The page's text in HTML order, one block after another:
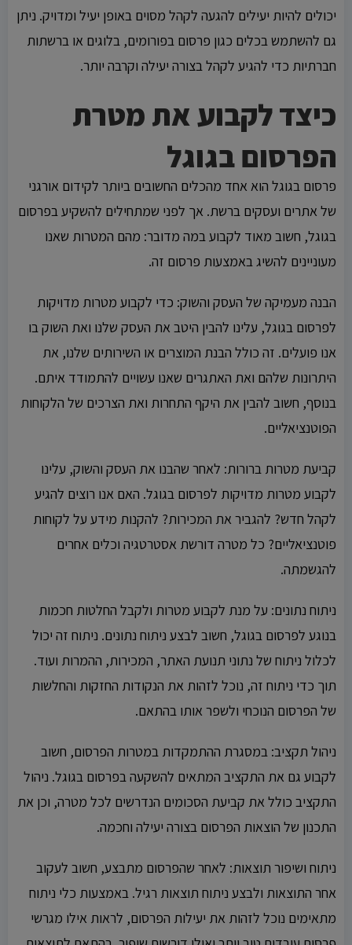
יכולים להיות יעילים להגעה לקהל מסוים באופן יעיל ומדויק. ניתן
גם להשתמש בכלים כגון פרסום בפורומים, בלוגים או ברשתות
חברתיות כדי להגיע לקהל בצורה יעילה וקרבה יותר.
כיצד לקבוע את מטרת
הפרסום בגוגל
פרסום בגוגל הוא אחד מהכלים החשובים ביותר לקידום אורגני
של אתרים ועסקים ברשת. אך לפני שמתחילים להשקיע בפרסום
בגוגל, חשוב מאוד לקבוע במה מדובר: מהם המטרות שאנו
מעוניינים להשיג באמצעות פרסום זה.
הבנה מעמיקה של העסק והשוק: כדי לקבוע מטרות מדויקות
לפרסום בגוגל, עלינו להבין היטב את העסק שלנו ואת השוק בו
אנו פועלים. זה כולל הבנת המוצרים או השירותים שלנו, את
היתרונות שלהם ואת האתגרים שאנו עשויים להתמודד איתם.
בנוסף, חשוב להבין את היקף התחרות ואת הצרכים של הלקוחות
הפוטנציאליים.
קביעת מטרות ברורות: לאחר שהבנו את העסק והשוק, עלינו
לקבוע מטרות מדויקות לפרסום בגוגל. האם אנו רוצים להגיע
לקהל חדש? להגביר את המכירות? להקנות מידע על לקוחות
פוטנציאליים? כל מטרה דורשת אסטרטגיה וכלים אחרים
להגשמתה.
ניתוח נתונים: על מנת לקבוע מטרות ולקבל החלטות חכמות
בנוגע לפרסום בגוגל, חשוב לבצע ניתוח נתונים. ניתוח זה יכול
לכלול ניתוח של נתוני תנועת האתר, המכירות, ההמרות ועוד.
תוך כדי ניתוח זה, נוכל לזהות את הנקודות החזקות והחלשות
של הפרסום הנוכחי ולשפר אותו בהתאם.
ניהול תקציב: במסגרת ההתמקדות במטרות הפרסום, חשוב
לקבוע גם את התקציב המתאים להשקעה בפרסום בגוגל. ניהול
התקציב כולל את קביעת הסכומים הנדרשים לכל מטרה, וכן את
התכנון של הוצאות הפרסום בצורה יעילה וחכמה.
ניתוח ושיפור תוצאות: לאחר שהפרסום מתבצע, חשוב לעקוב
אחר התוצאות ולבצע ניתוח תוצאות רגיל. באמצעות כלי ניתוח
מתאימים נוכל לזהות את יעילות הפרסום, לראות אילו מגרשי